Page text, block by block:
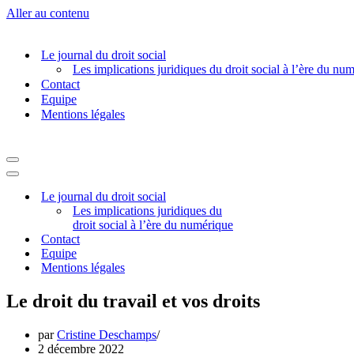
Aller au contenu
Le journal du droit social
Les implications juridiques du droit social à l’ère du
Contact
Equipe
Mentions légales
Menu
de
Menu
navigationLe journal du droit social
Les implications juridiques du
droit social à l’ère du numérique
Contact
Equipe
Mentions légales
Le droit du travail et vos droits
parCristine Deschamps
2 décembre 2022